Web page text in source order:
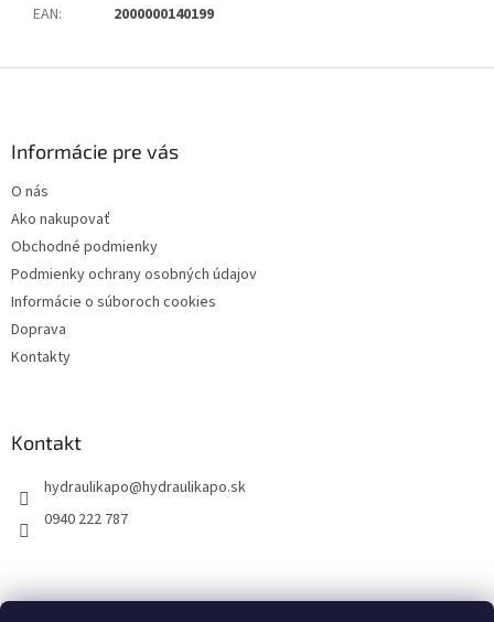
EAN: 2000000140199
Informácie pre vás
O nás
Ako nakupovať
Obchodné podmienky
Podmienky ochrany osobných údajov
Informácie o súboroch cookies
Doprava
Kontakty
Kontakt
hydraulikapo@hydraulikapo.sk
0940 222 787